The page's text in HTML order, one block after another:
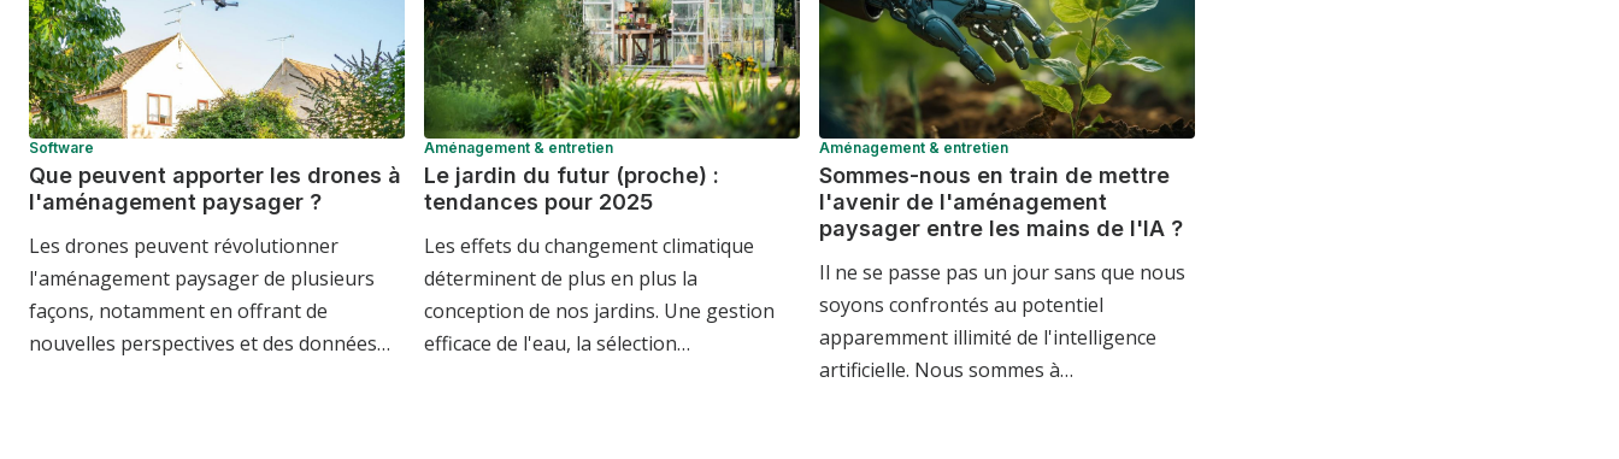
Software
Que peuvent apporter les drones à
l'aménagement paysager ?
Les drones peuvent révolutionner
l'aménagement paysager de plusieurs
façons, notamment en offrant de
nouvelles perspectives et des données…
Aménagement & entretien
Le jardin du futur (proche) :
tendances pour 2025
Les effets du changement climatique
déterminent de plus en plus la
conception de nos jardins. Une gestion
efficace de l'eau, la sélection…
Aménagement & entretien
Sommes-nous en train de mettre
l'avenir de l'aménagement
paysager entre les mains de l'IA ?
Il ne se passe pas un jour sans que nous
soyons confrontés au potentiel
apparemment illimité de l'intelligence
artificielle. Nous sommes à…